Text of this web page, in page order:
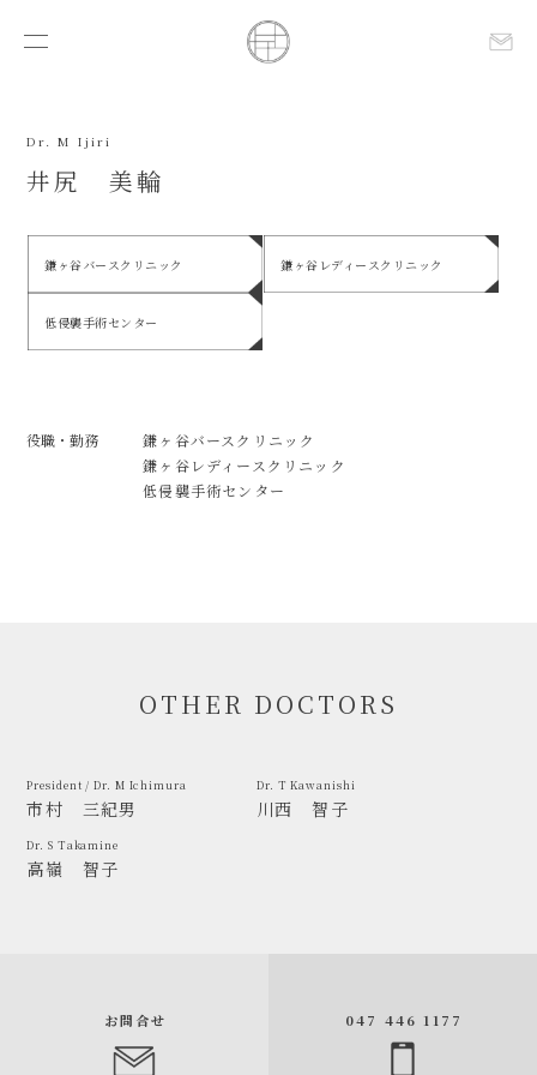
Dr. M Ijiri
井尻 美輪
鎌ヶ谷バースクリニック 鎌ヶ谷レディースクリニック
低侵襲手術センター
役職・勤務
鎌ヶ谷バースクリニック
鎌ヶ谷レディースクリニック
低侵襲手術センター
OTHER DOCTORS
President / Dr. M Ichimura
市村 三紀男
Dr. T Kawanishi
川西 智子
Dr. S Takamine
高嶺 智子
お問合せ 047 446 1177